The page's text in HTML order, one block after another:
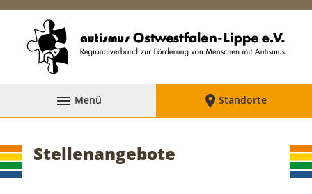
 Menü  Standorte
Stellenangebote